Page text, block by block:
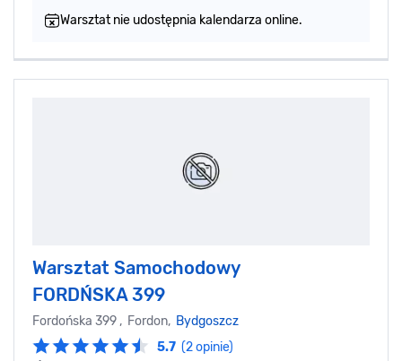
Warsztat nie udostępnia kalendarza online.
Warsztat Samochodowy
FORDŃSKA 399
Fordońska 399 , Fordon, Bydgoszcz
5.7 (2 opinie)